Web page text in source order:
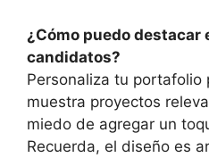
¿Cómo puedo destacar
candidatos?
Personaliza tu portafolio
muestra proyectos
miedo de agregar un
Recuerda, el diseño es